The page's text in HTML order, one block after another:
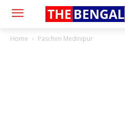
THE BENGAL
Home Paschim Medinipur